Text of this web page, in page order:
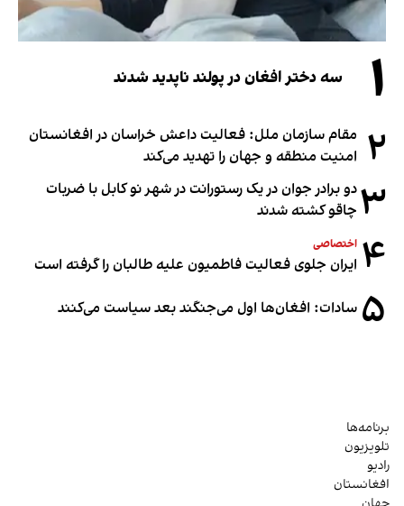
۱ سه دختر افغان در پولند ناپدید شدند
۲ مقام سازمان ملل: فعالیت داعش خراسان در افغانستان
امنیت منطقه و جهان را تهدید می‌کند
۳دو برادر جوان در یک رستورانت در شهر نو کابل با ضربات
چاقو کشته شدند
۴ اختصاصی
ایران جلوی فعالیت فاطمیون علیه طالبان را گرفته است
۵ سادات: افغان‌ها اول می‌جنگند بعد سیاست می‌کنند
برنامه‌ها
تلویزیون
رادیو
افغانستان